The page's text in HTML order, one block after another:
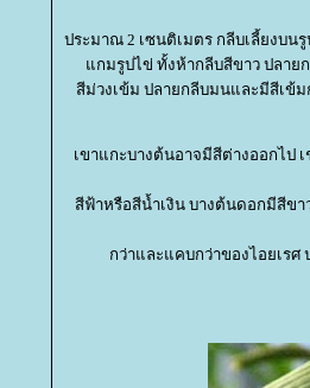
ประมาณ 2 เซนติเมตร กลีบเลี้ยงบน
กมรูปไข่ ทั้งห้ากลีบสีขาว ปลาย
สีม่วงเข้ม ปลายกลีบมนและมีสีเข้
เขาแกะบางต้นอาจมีสีต่างออกไป
สีฟ้าหรือสีน้ำเงิน บางต้นดอกมีสีขา
กว่าและแคบกว่าของไอยเร